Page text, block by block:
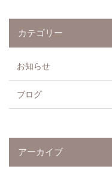
カテゴリー
お知らせ
ブログ
アーカイブ